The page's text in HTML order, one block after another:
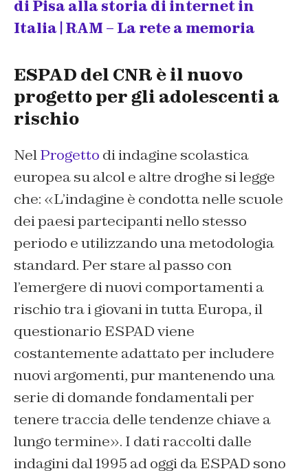
di Pisa alla storia di internet in
Italia | RAM – La rete a memoria
ESPAD del CNR è il nuovo
progetto per gli adolescenti a
rischio
NelProgetto di indagine scolastica
europea su alcol e altre droghe si legge
che: «L’indagine è condotta nelle scuole
dei paesi partecipanti nello stesso
periodo e utilizzando una metodologia
standard. Per stare al passo con
l’emergere di nuovi comportamenti a
rischio tra i giovani in tutta Europa, il
questionario ESPAD viene
costantemente adattato per includere
nuovi argomenti, pur mantenendo una
serie di domande fondamentali per
tenere traccia delle tendenze chiave a
lungo termine». I dati raccolti dalle
indagini dal 1995 ad oggi da ESPAD sono